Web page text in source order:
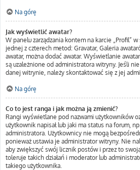
Na górę
Jak wyświetlić awatar?
W panelu zarządzania kontem na karcie „Profil”
jednej z czterech metod: Gravatar, Galeria
awatar, można dodać awatar. Wyświetlanie
są uzależnione od administratora witryny. Jeśli
danej witrynie, należy skontaktować się z jej
Na górę
Co to jest ranga i jak można ją zmienić?
Rangi wyświetlane pod nazwami użytkowników
użytkownik napisał lub jaki ma status na forum,
administratora. Użytkownicy nie mogą
ponieważ ustawia je administrator witryny. Nie
aby zwiększyć swój licznik postów i przez to
toleruje takich działań i moderator lub
takiego użytkownika.